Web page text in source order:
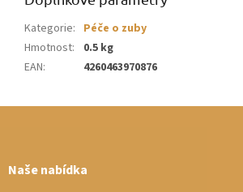
Kategorie: Péče o zuby
Hmotnost:
0.5 kg
EAN: 4260463970876
Naše nabídka